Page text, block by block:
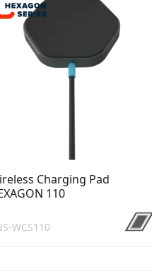
Charging Pad
110
WCS110